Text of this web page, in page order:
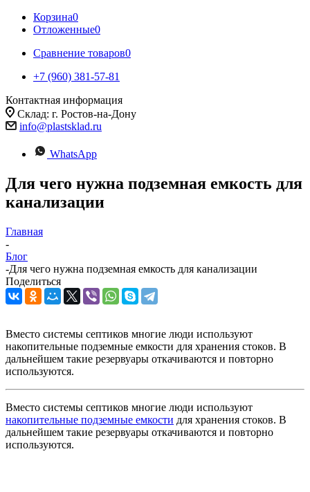
Корзина0
Отложенные0
Сравнение товаров0
+7 (960) 381-57-81
Контактная информация
Склад: г. Ростов-на-Дону
info@plastsklad.ru
WhatsApp
Для чего нужна подземная емкость для
канализации
Главная
-
Блог
-Для чего нужна подземная емкость для канализации
Поделиться
Вместо системы септиков многие люди используют
накопительные подземные емкости для хранения стоков. В
дальнейшем такие резервуары откачиваются и повторно
используются.
Вместо системы септиков многие люди используют
накопительные подземные емкости для хранения стоков. В
дальнейшем такие резервуары откачиваются и повторно
используются.